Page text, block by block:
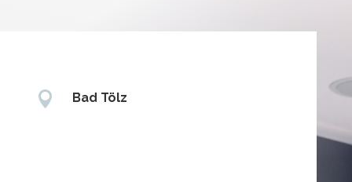
 Bad Tölz